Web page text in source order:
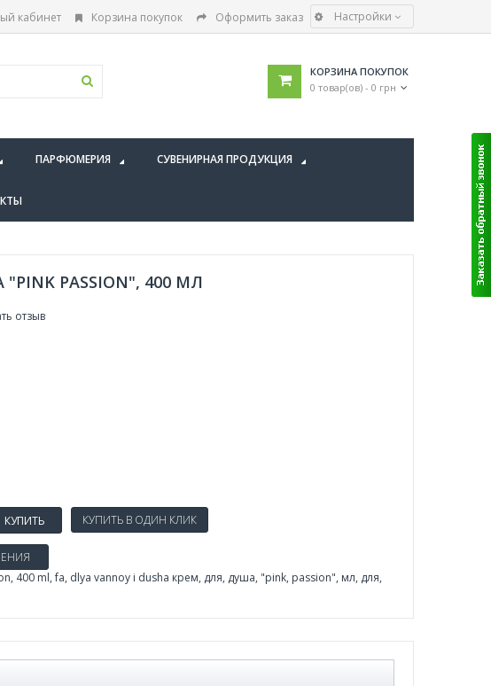
кабинет Корзина покупок Оформить заказ Настройки
КОРЗИНА ПОКУПОК
0 товар(ов) - 0 грн
ПАРФЮМЕРИЯ СУВЕНИРНАЯ ПРОДУКЦИЯ
PASSION", 400 МЛ
отзыв
КУПИТЬ
, 400 ml,fa, dlya vannoy i dusha крем, для, душа, "pink, passion", мл, для,